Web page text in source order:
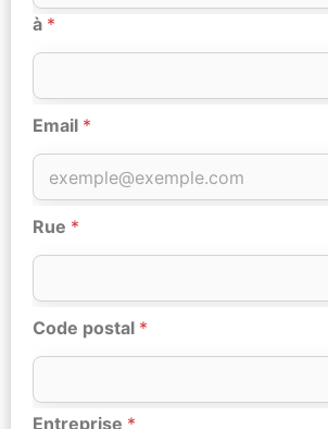
à *
Email *
Rue *
Code postal *
Entreprise *